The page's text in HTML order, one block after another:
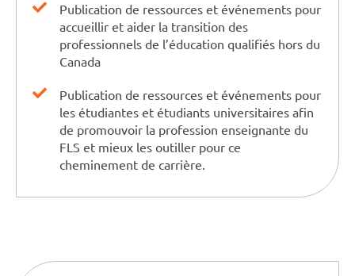
Publication de ressources et événements pour
accueillir et aider la transition des
professionnels de l’éducation qualifiés hors du
Canada
Publication de ressources et événements pour
les étudiantes et étudiants universitaires afin
de promouvoir la profession enseignante du
FLS et mieux les outiller pour ce
cheminement de carrière.